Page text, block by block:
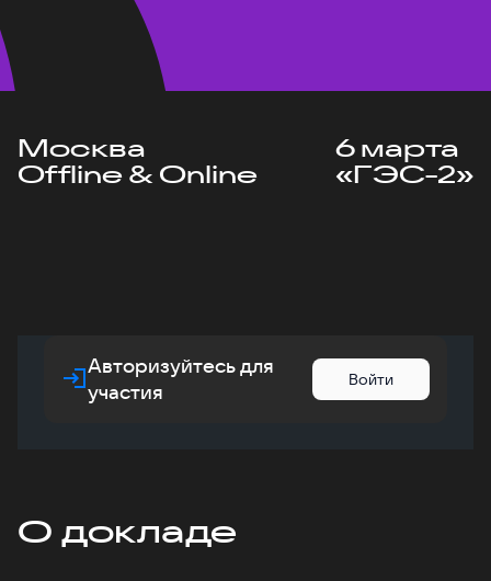
Москва
Offline & Online
6 марта
«ГЭС-2»
Авторизуйтесь для
участия
Войти
О докладе